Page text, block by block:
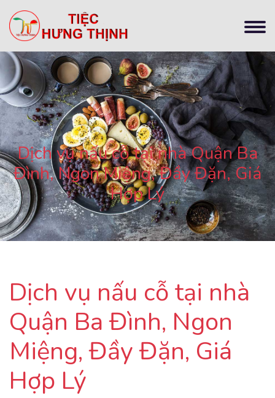
Dịch vụ nấu cỗ tại nhà Quận Ba
Đình, Ngon Miệng, Đầy Đặn, Giá
Hợp Lý
Dịch vụ nấu cỗ tại nhà
Quận Ba Đình, Ngon
Miệng, Đầy Đặn, Giá
Hợp Lý